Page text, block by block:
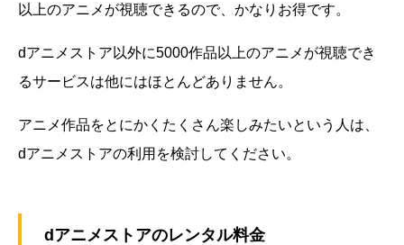
以上のアニメが視聴できるので、かなりお得です。
dアニメストア以外に5000作品以上のアニメが視聴でき
るサービスは他にはほとんどありません。
アニメ作品をとにかくたくさん楽しみたいという人は、
dアニメストアの利用を検討してください。
dアニメストアのレンタル料金